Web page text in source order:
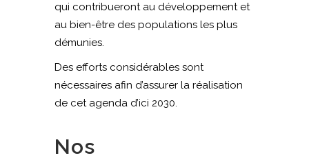
qui contribueront au développement et
au bien-être des populations les plus
démunies.
Des efforts considérables sont
nécessaires afin d’assurer la réalisation
de cet agenda d’ici 2030.
Nos